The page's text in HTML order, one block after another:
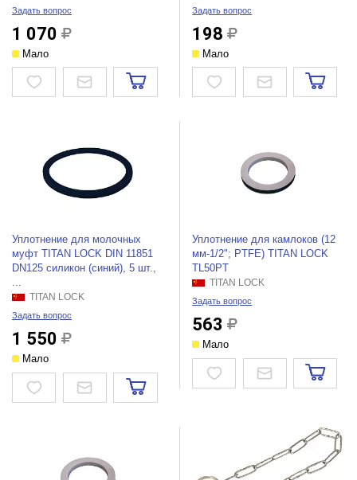
Задать вопрос
1 070
Мало
Задать вопрос
198
Мало
Уплотнение для молочных
муфт TITAN LOCK DIN 11851
DN125 силикон (синий), 5 шт.,
...
TITAN LOCK
Задать вопрос
1 550
Мало
Уплотнение для камлоков (12
мм-1/2"; PTFE) TITAN LOCK
TL50PT
TITAN LOCK
Задать вопрос
563
Мало